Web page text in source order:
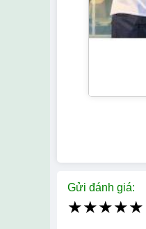
Gửi đánh giá:
★★★★★